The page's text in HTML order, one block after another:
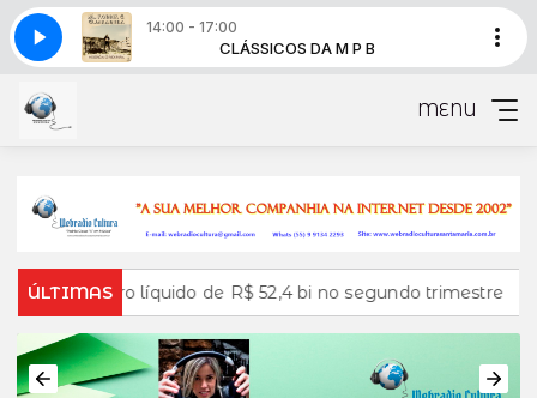
14:00 - 17:00
P B CLÁSSICOS DA M P B
- Espanhola (bs) Sa & Guarabyra - Espanhola (bs)
MENU
ÚLTIMAS
tem lucro líquido de R$ 52,4 bi no segundo trimestre